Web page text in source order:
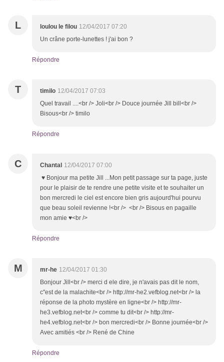
L loulou le filou 12/04/2017 07:20
Un crâne porte-lunettes ! j'ai bon ?
Répondre
T timilo 12/04/2017 07:03
Quel travail ....<br /> Joli<br /> Douce journée Jill bill<br />
Bisous<br /> timilo
Répondre
C Chantal 12/04/2017 07:00
♥ Bonjour ma petite Jill ...Mon petit passage sur ta page, juste
pour le plaisir de te rendre une petite visite et te souhaiter un
bon mercredi le ciel est encore bien gris aujourd'hui pourvu
que beau soleil revienne !<br /> <br /> Bisous en pagaille
mon amie ♥<br />
Répondre
M mr-he 12/04/2017 01:30
Bonjour Jill<br /> merci d ele dire, je n'avais pas dit le nom,
c''est de la malachite<br /> http://mr-he2.vefblog.net<br /> la
réponse de la photo mystère en ligne<br /> http://mr-
he3.vefblog.net<br /> comme tu dit<br /> http://mr-
he4.vefblog.net<br /> bon mercredi<br /> Bonne journée<br />
Avec amitiés <br /> René de Chine
Répondre